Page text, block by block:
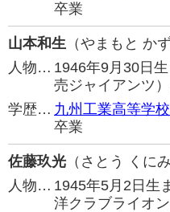
卒業
山本和生 （やまもと か
人物… 1946年9月30日
売ジャイアンツ）
学歴… 九州工業高等学
卒業
佐藤玖光 （さとう くに
人物… 1945年5月2日生
洋クラブライオ